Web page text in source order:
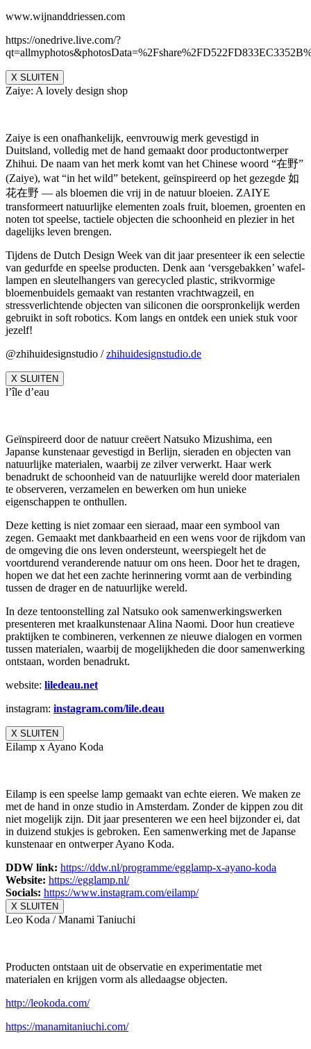
www.wijnanddriessen.com
https://onedrive.live.com/?
X SLUITEN
Zaiye: A lovely design shop
Zaiye is een onafhankelijk, eenvrouwig merk gevestigd in
Duitsland, volledig met de hand gemaakt door productontwerper
Zhihui. De naam van het merk komt van het Chinese woord “在野”
(Zaiye), wat “in het wild” betekent, geïnspireerd op het gezegde 如
花在野 — als bloemen die vrij in de natuur bloeien. ZAIYE
transformeert natuurlijke elementen zoals fruit, bloemen, groenten en
noten tot speelse, tactiele objecten die schoonheid en plezier in het
dagelijks leven brengen.
Tijdens de Dutch Design Week van dit jaar presenteer ik een selectie
van gedurfde en speelse producten. Denk aan ‘versgebakken’ wafel-
lampen en sleutelhangers van gerecycled plastic, strikvormige
bloemenbuidels gemaakt van restanten vrachtwagzeil, en
stressverlichtende objecten van siliconen die oorspronkelijk werden
gebruikt in soft robotics. Kom langs en ontdek een uniek stuk voor
jezelf!
@zhihuidesignstudio /zhihuidesignstudio.de
X SLUITEN
l’île d’eau
Geïnspireerd door de natuur creëert Natsuko Mizushima, een
Japanse kunstenaar gevestigd in Berlijn, sieraden en objecten van
natuurlijke materialen, waarbij ze zilver verwerkt. Haar werk
benadrukt de schoonheid van de natuurlijke wereld door materialen
te observeren, verzamelen en bewerken om hun unieke
eigenschappen te onthullen.
Deze ketting is niet zomaar een sieraad, maar een symbool van
zegen. Gemaakt met dankbaarheid en een wens voor de rijkdom van
de omgeving die ons leven ondersteunt, weerspiegelt het de
voortdurend veranderende natuur om ons heen. Door het te dragen,
hopen we dat het een zachte herinnering vormt aan de verbinding
tussen de drager en de natuurlijke wereld.
In deze tentoonstelling zal Natsuko ook samenwerkingswerken
presenteren met kraalkunstenaar Alina Naomi. Door hun creatieve
praktijken te combineren, verkennen ze nieuwe dialogen en vormen
tussen materialen, waarbij de mogelijkheden die door samenwerking
ontstaan, worden benadrukt.
website: liledeau.net
instagram: instagram.com/lile.deau
X SLUITEN
Eilamp x Ayano Koda
Eilamp is een speelse lamp gemaakt van echte eieren. We maken ze
met de hand in onze studio in Amsterdam. Zonder de kippen zou dit
niet mogelijk zijn. Dit jaar presenteren we een heel bijzonder ei, dat
in duizend stukjes is gebroken. Een samenwerking met de Japanse
kunstenaar en ontwerper Ayano Koda.
DDW link: https://ddw.nl/programme/egglamp-x-ayano-koda
Website: https://egglamp.nl/
Socials: https://www.instagram.com/eilamp/
X SLUITEN
Leo Koda / Manami Taniuchi
Producten ontstaan uit de observatie en experimentatie met
materialen en krijgen vorm als alledaagse objecten.
http://leokoda.com/
https://manamitaniuchi.com/